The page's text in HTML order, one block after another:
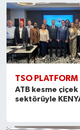
TSO PLATFORM
ATB kesme çiçek
sektörüyle